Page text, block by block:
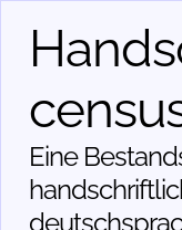
Eine